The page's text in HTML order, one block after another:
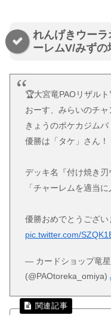
れんげきウー
ーレムV/みずの
🏆大宮竜PAOリザル
おーす、みらいのチャ
きょうのポケカジム
優勝は「タケ」さん！
デッキ名『付け焼き刃
「チャーレムを適当
優勝おめでとうござい
pic.twitter.com/
— カードショップ竜
(@PAOtoreka_omiya)